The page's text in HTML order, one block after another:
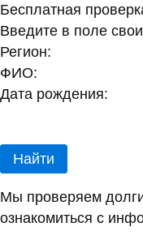
Бесплатная
Введите в поле
Регион:
ФИО:
Дата рождения:
Найти
Мы проверяем
ознакомиться с